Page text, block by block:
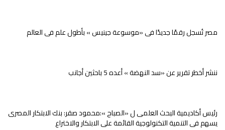
مصر تُسجل رقمًا جديدًا فى «موسوعة جينيس » بأطول علم فى العالم
ننشر أخطر تقرير عن «سد النهضة » أعده 5 باحثين أجانب
رئيس أكاديمية البحث العلمى ل «الصباح »:محمود صقر: بنك الابتكار المصرى
يسهم فى التنمية التكنولوجية القائمة على الابتكار والاختراع